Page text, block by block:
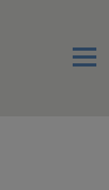
Menu